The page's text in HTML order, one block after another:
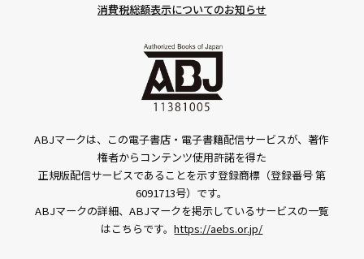
消費税総額表示についてのお知らせ
ABJマークは、この電子書店・電子書籍配信サービスが、著作
権者からコンテンツ使用許諾を得た
正規版配信サービスであることを示す登録商標（登録番号 第
6091713号）です。
ABJマークの詳細、ABJマークを掲示しているサービスの一覧
はこちらです。https://aebs.or.jp/